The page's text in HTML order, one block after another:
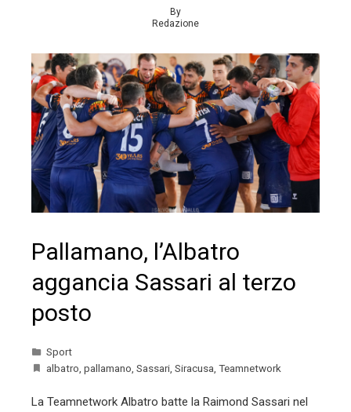
By
Redazione
Pallamano, l’Albatro
aggancia Sassari al terzo
posto
Sport
albatro pallamano Sassari Siracusa Teamnetwork
La Teamnetwork Albatro batte la Raimond Sassari nel